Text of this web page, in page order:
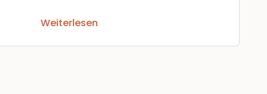
Weiterlesen